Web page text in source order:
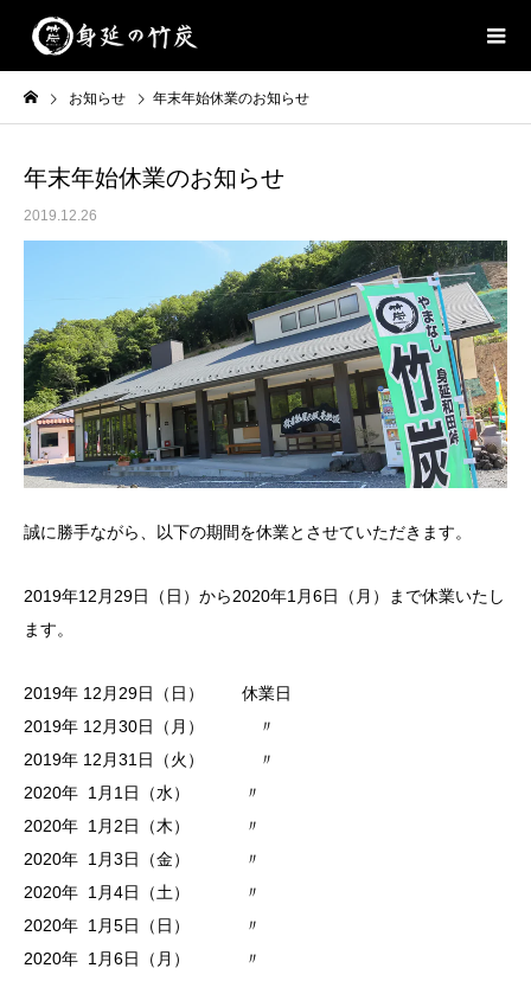
お知らせ 年末年始休業のお知らせ
年末年始休業のお知らせ
2019.12.26
誠に勝手ながら、以下の期間を休業とさせていただきます。
2019年12月29日（日）から2020年1月6日（月）まで休業いたし
ます。
2019年 12月29日（日） 休業日
2019年 12月30日（月） 〃
2019年 12月31日（火） 〃
2020年 1月1日（水） 〃
2020年 1月2日（木） 〃
2020年 1月3日（金） 〃
2020年 1月4日（土） 〃
2020年 1月5日（日） 〃
2020年 1月6日（月） 〃